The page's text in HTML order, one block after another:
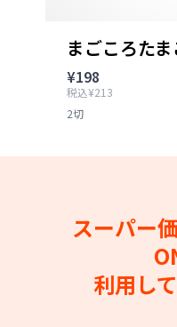
まごころた
¥198
税込¥213
2切
スーパー
利用し